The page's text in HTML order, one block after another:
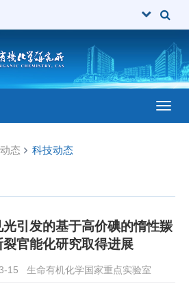
态 科技动态
引发的基于高价碘的惰性羰
官能化研究取得进展
15 生命有机化学国家重点实验室